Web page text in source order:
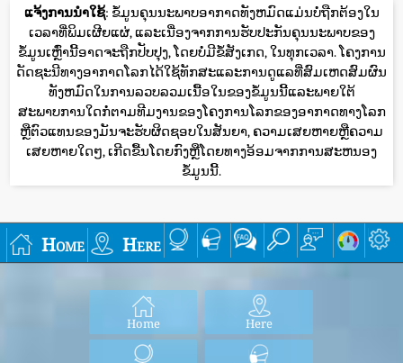
ແຈ້ງການນໍາໃຊ້: ຂໍ້ມູນຄຸນນະພາບອາກາດທັງຫມົດແມ່ນບໍ່ຖືກຕ້ອງໃນ
ເວລາທີ່ພິມເຜີຍແຜ່, ແລະເນື່ອງຈາກການຮັບປະກັນຄຸນນະພາບຂອງ
ຂໍ້ມູນເຫຼົ່ານີ້ອາດຈະຖືກປັບປຸງ, ໂດຍບໍ່ມີຂໍ້ສັງເກດ, ໃນທຸກເວລາ. ໂຄງການ
ດັດຊະນີທາງອາກາດໂລກໄດ້ໃຊ້ທັກສະແລະການດູແລທີ່ສົມເຫດສົມຜົນ
ທັງຫມົດໃນການລວບລວມເນື້ອໃນຂອງຂໍ້ມູນນີ້ແລະພາຍໃຕ້
ສະພາບການໃດກໍ່ຕາມທີມງານຂອງໂຄງການໂລກຂອງອາກາດທາງໂລກ
ຫຼືຕົວແທນຂອງມັນຈະຮັບຜິດຊອບໃນສັນຍາ, ຄວາມເສຍຫາຍຫຼືຄວາມ
ເສຍຫາຍໃດໆ, ເກີດຂື້ນໂດຍກົງຫຼືໂດຍທາງອ້ອມຈາກການສະຫນອງ
ຂໍ້ມູນນີ້.
Home Here
Home Here